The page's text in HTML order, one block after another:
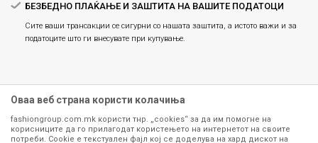
БЕЗБЕДНО ПЛАЌАЊЕ И ЗАШТИТА НА ВАШИТЕ ПОДАТОЦИ
Сите ваши трансакции се сигурни со нашата заштита, а истото важи и за
податоците што ги внесувате при купување.
Оваа веб страна користи колачиња
fashiongroup.com.mk користи тнр. „cookies“ за да им помогне на
корисниците да го прилагодат користењето на интернетот на своите
потреби. Cookie е текстуален фајл кој се доделува на хард дискот на